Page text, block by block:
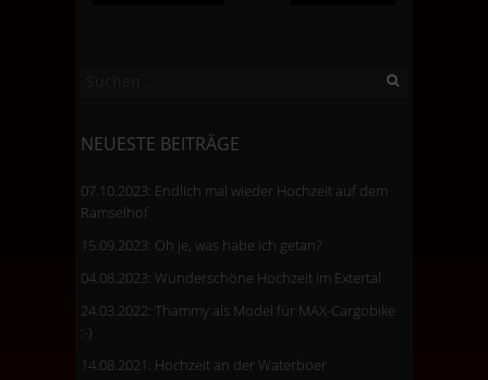
NEUESTE BEITRÄGE
07.10.2023: Endlich mal wieder Hochzeit auf dem
Ramselhof
15.09.2023: Oh je, was habe ich getan?
04.08.2023: Wunderschöne Hochzeit im Extertal
24.03.2022: Thammy als Model für MAX-Cargobike
:-)
14.08.2021: Hochzeit an der Waterboer